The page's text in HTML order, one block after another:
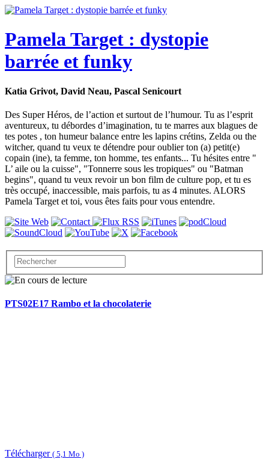
Pamela Target : dystopie
barrée et funky
Katia Grivot, David Neau, Pascal Senicourt
Des Super Héros, de l’action et surtout de l’humour. Tu as l’esprit
aventureux, tu débordes d’imagination, tu te marres aux blagues de
tes potes , ton humeur balance entre les lapins crétins, Zelda ou the
witcher, quand tu veux te détendre pour oublier ton (a) petit(e)
copain (ine), ta femme, ton homme, tes enfants... Tu hésites entre "
L’ aile ou la cuisse", "Tonnerre sous les tropiques" ou "Batman
begins", quand tu veux revoir un bon film de culture pop, et tu es
très occupé, inaccessible, mais parfois, tu as 4 minutes. ALORS
Pamela Target et toi, vous êtes faits pour vous entendre.
PTS02E17 Rambo et la chocolaterie
Télécharger ( 5,1 Mo )